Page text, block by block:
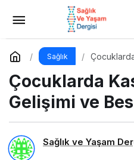
Sağlık
Çocuklarda
Gelişimi ve
Sağlık ve Yaşam
Çocuklarda
Paketli Gıdalar
Yorum Yap